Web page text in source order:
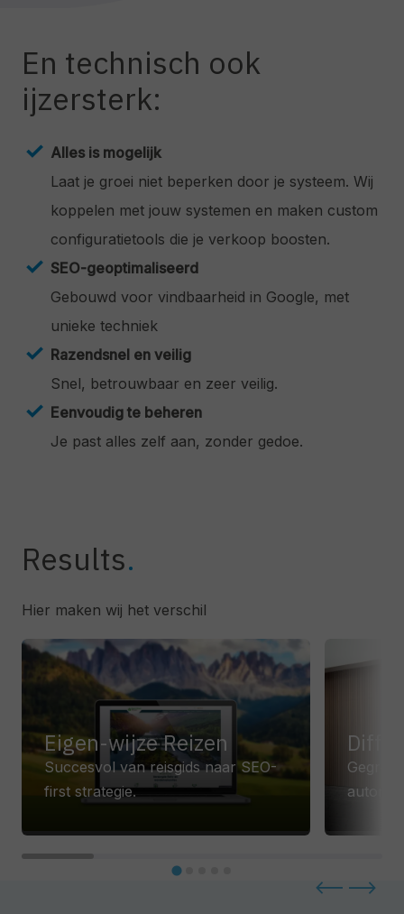
En technisch ook
ijzersterk:
Alles is mogelijk
Laat je groei niet beperken door je systeem. Wij
koppelen met jouw systemen en maken custom
configuratietools die je verkoop boosten.
SEO-geoptimaliseerd
Gebouwd voor vindbaarheid in Google, met
unieke techniek
Razendsnel en veilig
Snel, betrouwbaar en zeer veilig.
Eenvoudig te beheren
Je past alles zelf aan, zonder gedoe.
Results
Hier maken wij het verschil
Eigen-wijze Reizen
Succesvol van reisgids naar SEO-
first strategie.